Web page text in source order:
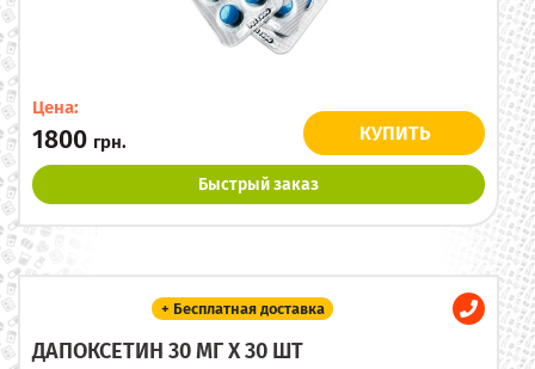
Цена:
1800 грн. КУПИТЬ
Быстрый заказ
+ Бесплатная доставка
ДАПОКСЕТИН 30 МГ X 30 ШТ